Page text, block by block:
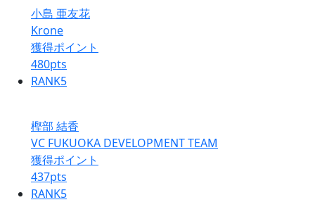
小島 亜友花
Krone
獲得ポイント
480pts
RANK5
樫部 結香
VC FUKUOKA DEVELOPMENT TEAM
獲得ポイント
437pts
RANK5